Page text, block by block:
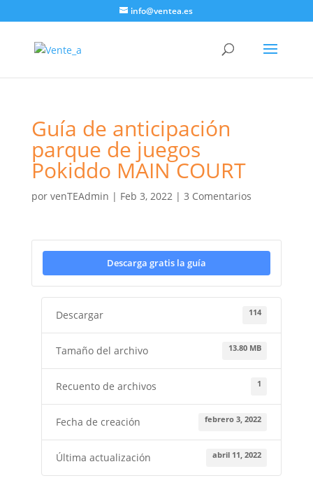
info@ventea.es
Guía de anticipación
parque de juegos
Pokiddo MAIN COURT
por venTEAdmin | Feb 3, 2022| 3 Comentarios
Descarga gratis la guía
Descargar 114
Tamaño del archivo 13.80 MB
Recuento de archivos 1
Fecha de creación febrero 3, 2022
Última actualización abril 11, 2022